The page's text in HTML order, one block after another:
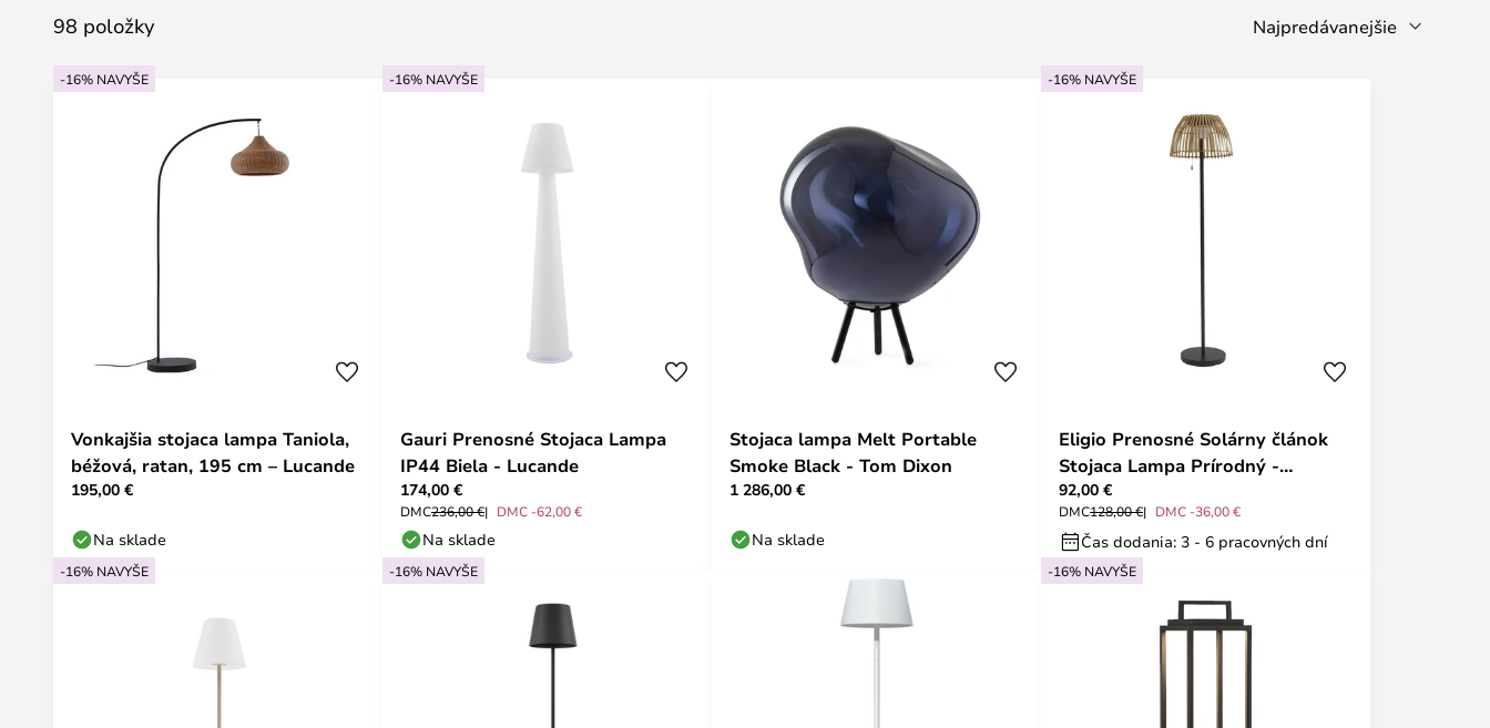
98 položky
-16% NAVYŠE
Vonkajšia stojaca lampa Taniola,
béžová, ratan, 195 cm – Lucande
195,00 €
Na sklade
-16% NAVYŠE
Gauri Prenosné Stojaca Lampa
IP44 Biela - Lucande
174,00 €
DMC236,00 € DMC -62,00 €
Na sklade
Stojaca lampa Melt Portable
Smoke Black - Tom Dixon
1 286,00 €
Na sklade
-16% NAVYŠE
Eligio Prenosné Solárny článok
Stojaca Lampa Prírodný -
Lucande
92,00 €
DMC128,00 € DMC -36,00 €
Čas dodania: 3 - 6 pracovných dní
-16% NAVYŠE -16% NAVYŠE -16% NAVYŠE